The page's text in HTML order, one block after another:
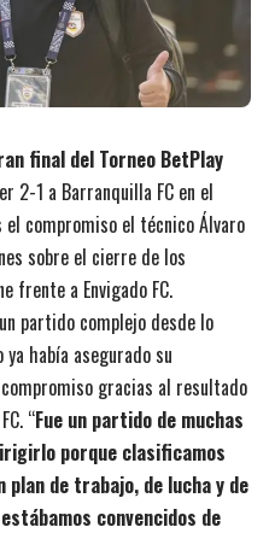
final del Torneo BetPlay
2-1 a Barranquilla FC en el
compromiso el técnico Álvaro
sobre el cierre de los
frente a Envigado FC.
partido complejo desde lo
había asegurado su
gracias al resultado
“Fue un partido de muchas
porque clasificamos
de trabajo, de lucha y de
convencidos de